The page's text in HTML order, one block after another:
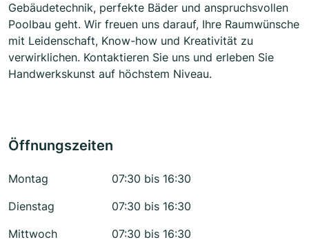
Gebäudetechnik, perfekte Bäder und anspruchsvollen
Poolbau geht. Wir freuen uns darauf, Ihre Raumwünsche
mit Leidenschaft, Know-how und Kreativität zu
verwirklichen. Kontaktieren Sie uns und erleben Sie
Handwerkskunst auf höchstem Niveau.
Öffnungszeiten
Montag
07:30 bis 16:30
Dienstag
07:30 bis 16:30
Mittwoch
07:30 bis 16:30